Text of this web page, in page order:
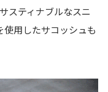
スティナブルなスニ
用したサコッシュも